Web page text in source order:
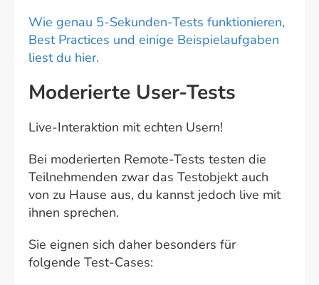
Wie genau 5-Sekunden-Tests funktionieren,
Best Practices und einige Beispielaufgaben
liest du hier.
Moderierte User-Tests
Live-Interaktion mit echten Usern!
Bei moderierten Remote-Tests testen die
Teilnehmenden zwar das Testobjekt auch
von zu Hause aus, du kannst jedoch live mit
ihnen sprechen.
Sie eignen sich daher besonders für
folgende Test-Cases: